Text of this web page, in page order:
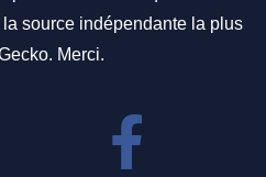
source indépendante la plus
Merci.